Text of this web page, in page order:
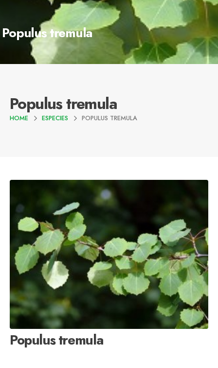
Populus tremula
Populus tremula
HOME ESPECIES POPULUS TREMULA
Populus tremula